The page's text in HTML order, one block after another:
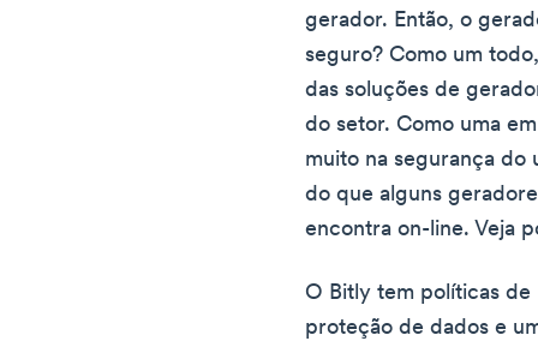
gerador. Então, o
seguro? Como um
das soluções de
do setor. Como uma
muito na segurança do
do que alguns
encontra on-line. Veja
O Bitly tem políticas
proteção de dados e